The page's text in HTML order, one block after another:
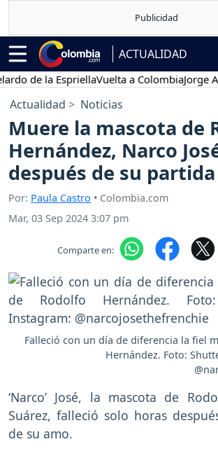
ACTUALIDAD
la EspriellaVuelta a ColombiaJorge
Actualidad Noticias
Muere la mascota de
Hernández, Narco
después de su partida
Por: Paula Castro • Colombia.com
Mar, 03 Sep 2024 3:07 pm
Comparte en:
Falleció con un día de diferencia la fiel
Hernández. Foto:
‘Narco’ José, la mascota de
Suárez, falleció solo horas
de su amo.